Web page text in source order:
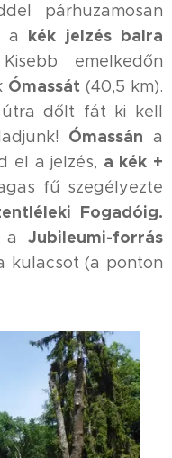
párhuzamosan
a kék jelzés balra
emelkedőn
Ómassát (40,5 km).
útra dőlt fát ki kell
Ómassán a
el a jelzés, a kék +
fű szegélyezte
Fogadóig.
a Jubileumi-forrás
kulacsot (a ponton